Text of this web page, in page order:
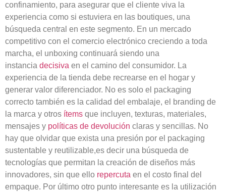
confinamiento, para asegurar que el cliente viva la
experiencia como si estuviera en las boutiques, una
búsqueda central en este segmento. En un mercado
competitivo con el comercio electrónico creciendo a toda
marcha, el unboxing continuará siendo una
instancia decisiva en el camino del consumidor. La
experiencia de la tienda debe recrearse en el hogar y
generar valor diferenciador. No es solo el packaging
correcto también es la calidad del embalaje, el branding de
la marca y otros ítems que incluyen, texturas, materiales,
mensajes y políticas de devolución claras y sencillas. No
hay que olvidar que exista una presión por el packaging
sustentable y reutilizable,es decir una búsqueda de
tecnologías que permitan la creación de diseños más
innovadores, sin que ello repercuta en el costo final del
empaque. Por último otro punto interesante es la utilización